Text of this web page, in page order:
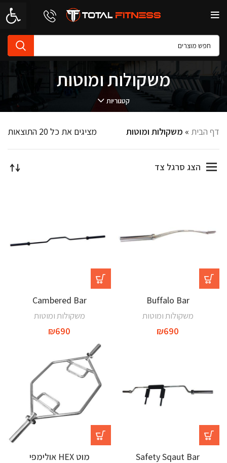
פתח
משקולות ומוטות
קטגוריות
דף הבית » משקולות ומוטות מציגים את כל ⁦20⁩ התוצאות
הצג סרגל צד
Buffalo Bar
משקולות ומוטות
₪690
Cambered Bar
משקולות ומוטות
₪690
Safety Sqaut Bar מוט HEX אולימפי